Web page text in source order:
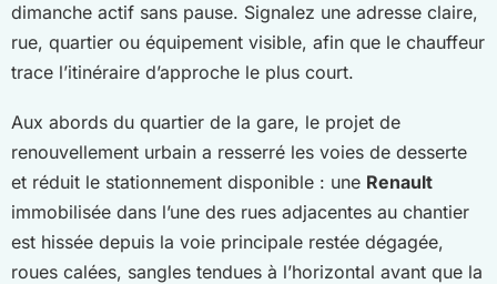
dimanche actif sans pause. Signalez une adresse claire,
rue, quartier ou équipement visible, afin que le chauffeur
trace l’itinéraire d’approche le plus court.
Aux abords du quartier de la gare, le projet de
renouvellement urbain a resserré les voies de desserte
et réduit le stationnement disponible : une Renault
immobilisée dans l’une des rues adjacentes au chantier
est hissée depuis la voie principale restée dégagée,
roues calées, sangles tendues à l’horizontal avant que la